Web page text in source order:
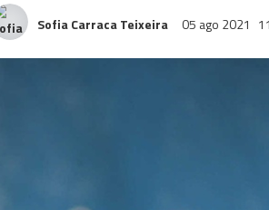
Sofia Carraca Teixeira 05 ago 2021